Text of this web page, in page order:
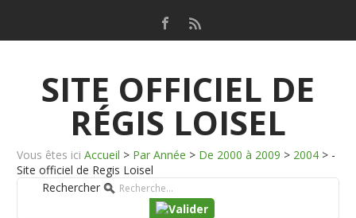
SITE OFFICIEL DE
RÉGIS LOISEL
Vous êtes ici Accueil > Par Année > De 2000 à 2009 > 2004 > -
Site officiel de Regis Loisel
Rechercher